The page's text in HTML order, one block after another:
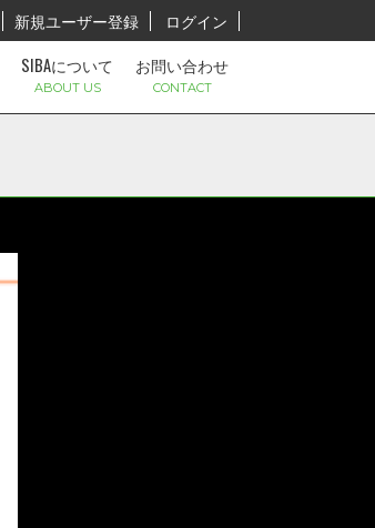
新規ユーザー登録
ログイン
SIBAについて
ABOUT US
お問い合わせ
CONTACT